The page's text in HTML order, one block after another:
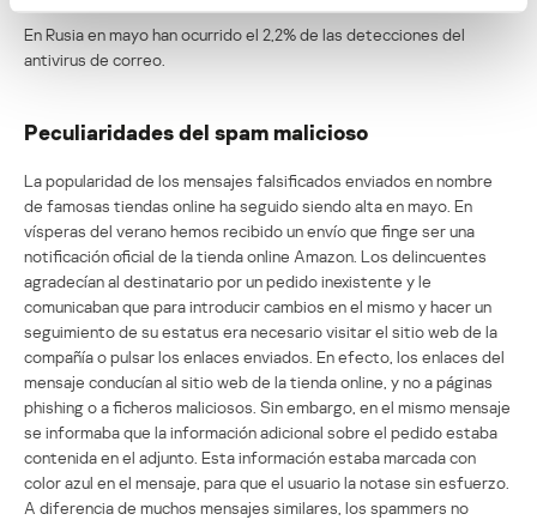
En Rusia en mayo han ocurrido el 2,2% de las detecciones del
antivirus de correo.
Peculiaridades del spam malicioso
La popularidad de los mensajes falsificados enviados en nombre
de famosas tiendas online ha seguido siendo alta en mayo. En
vísperas del verano hemos recibido un envío que finge ser una
notificación oficial de la tienda online Amazon. Los delincuentes
agradecían al destinatario por un pedido inexistente y le
comunicaban que para introducir cambios en el mismo y hacer un
seguimiento de su estatus era necesario visitar el sitio web de la
compañía o pulsar los enlaces enviados. En efecto, los enlaces del
mensaje conducían al sitio web de la tienda online, y no a páginas
phishing o a ficheros maliciosos. Sin embargo, en el mismo mensaje
se informaba que la información adicional sobre el pedido estaba
contenida en el adjunto. Esta información estaba marcada con
color azul en el mensaje, para que el usuario la notase sin esfuerzo.
A diferencia de muchos mensajes similares, los spammers no